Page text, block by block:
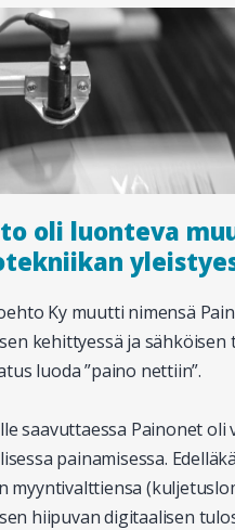
oli luonteva
Ky muutti nimensä
kehittyessä ja sähköisen
luoda ”paino nettiin”.
saavuttaessa Painonet oli
painamisessa.
myyntivalttiensa
hiipuvan digitaalisen